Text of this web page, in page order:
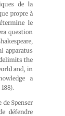
de la
propre à
le
question
apparatus
the
and, in
a
de Spenser
défendre